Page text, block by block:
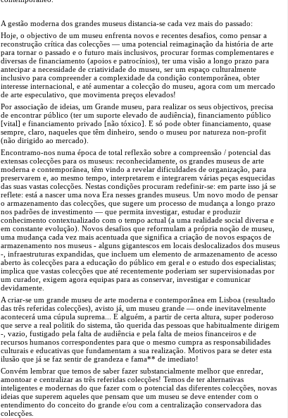
A gestão moderna dos grandes museus distancia-se cada vez mais do passado:
Hoje, o objectivo de um museu enfrenta novos e recentes desafios, como pensar a
reconstrução crítica das colecções — uma potencial reimaginação da história de arte
para tornar o passado e o futuro mais inclusivos, procurar formas complementares e
diversas de financiamento (apoios e patrocínios), ter uma visão a longo prazo para
antecipar a necessidade de criatividade do museu, ser um espaço culturalmente
inclusivo para compreender a complexidade da condição contemporânea, obter
interesse internacional, e até aumentar a colecção do museu, agora com um mercado
de arte especulativo, que movimenta preços elevados!
Por associação de ideias, um Grande museu, para realizar os seus objectivos, precisa
de encontrar público (ter um suporte elevado de audiência), financiamento público
[vital] e financiamento privado [não tóxico]. E só pode obter financiamento, quase
sempre, claro, naqueles que têm dinheiro, sendo o museu por natureza non-profit
(não dirigido ao mercado).
Encontramo-nos numa época de total reflexão sobre a compreensão / potencial das
extensas colecções para os museus: reconhecidamente, os grandes museus de arte
moderna e contemporânea, têm vindo a revelar dificuldades de organização, para
preservarem e, ao mesmo tempo, interpretarem e integrarem várias peças esquecidas
das suas vastas colecções. Nestas condições procuram redefinir-se: em parte isso já se
reflete: está a nascer uma nova Era nesses grandes museus. Um novo modo de pensar
o armazenamento das colecções, que sugere um processo de mudança a longo prazo
nos padrões de investimento — que permita investigar, estudar e produzir
conhecimento contextualizado com o tempo actual (a uma realidade social diversa e
em constante evolução). Novos desafios que reformulam a própria noção de museu,
uma mudança cada vez mais acentuada que significa a criação de novos espaços de
armazenamento nos museus - alguns gigantescos em locais deslocalizados dos museus
-, infraestruturas expandidas, que incluem um elemento de armazenamento de acesso
aberto às colecções para a educação do público em geral e o estudo dos especialistas;
implica que vastas colecções que até recentemente poderiam ser supervisionadas por
um curador, exigem agora equipas para as conservar, investigar e comunicar
devidamente.
A criar-se um grande museu de arte moderna e contemporânea em Lisboa (resultado
das três referidas colecções), avisto já, um museu grande — onde inevitavelmente
acontecerá uma cúpula suprema... E alguém, a partir de certa altura, super poderoso
que serve a real politik do sistema, tão querida das pessoas que habitualmente dirigem
-, vazio, fustigado pela falta de audiência e pela falta de meios financeiros e de
recursos humanos correspondentes para que o mesmo cumpra as responsabilidades
culturais e educativas que fundamentam a sua realização. Motivos para se deter esta
ilusão que já se faz sentir de grandeza e fama** de imediato!
Convém lembrar que temos de saber fazer substancialmente melhor que enredar,
amontoar e centralizar as três referidas colecções! Temos de ter alternativas
inteligentes e modernas do que fazer com o potencial das diferentes colecções, novas
ideias que superem aqueles que pensam que um museu se deve entender com o
entendimento do conceito do grande e/ou com a centralização conservadora das
colecções.